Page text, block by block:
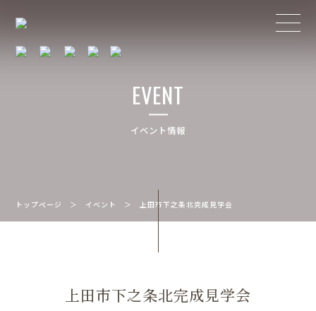
EVENT
イベント情報
トップページ ＞ イベント ＞上田市下之条北完成見学会
上田市下之条北完成見学会